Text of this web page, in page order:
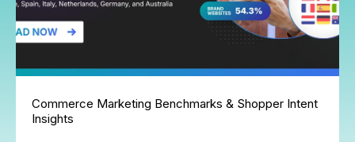
Commerce Marketing Benchmarks & Shopper Intent
Insights